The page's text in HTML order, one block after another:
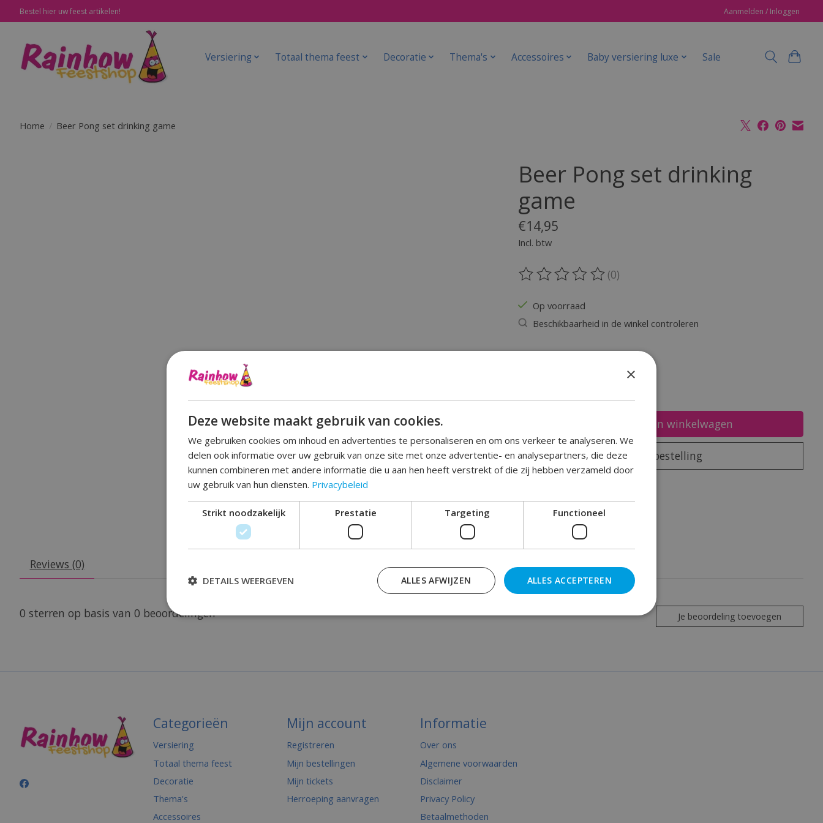
Bestel hier uw feest artikelen! Aanmelden / Inloggen
Versiering Totaal thema feest Decoratie Thema's Accessoires Baby versiering luxe Sale
Home / Beer Pong set drinking game
Beer Pong set drinking
game
€14,95
Incl. btw
De beoordeling van dit product is
(0)
Op voorraad
Beschikbaarheid in de winkel controleren
Hoeveelheid:
Toevoegen aan winkelwagen
Plaats bestelling
Reviews (0)
0 sterren op basis van 0 beoordelingen Je beoordeling toevoegen
Categorieën
Versiering
Totaal thema feest
Decoratie
Thema's
Accessoires
Mijn account
Registreren
Mijn bestellingen
Mijn tickets
Herroeping aanvragen
Informatie
Over ons
Algemene voorwaarden
Disclaimer
Privacy Policy
Betaalmethoden
×
Deze website maakt gebruik van cookies.
We gebruiken cookies om inhoud en advertenties te personaliseren en om ons verkeer te analyseren. We
delen ook informatie over uw gebruik van onze site met onze advertentie- en analysepartners, die deze
kunnen combineren met andere informatie die u aan hen heeft verstrekt of die zij hebben verzameld door
uw gebruik van hun diensten. Privacybeleid
Strikt noodzakelijk Prestatie Targeting Functioneel
ALLES ACCEPTEREN
ALLES AFWIJZEN
DETAILS WEERGEVEN